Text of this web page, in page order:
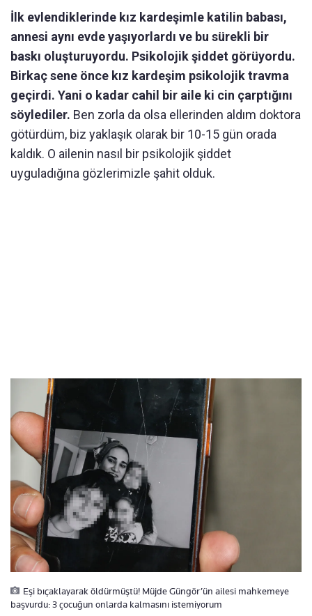
İlk evlendiklerinde kız kardeşimle katilin babası,
annesi aynı evde yaşıyorlardı ve bu sürekli bir
baskı oluşturuyordu. Psikolojik şiddet görüyordu.
Birkaç sene önce kız kardeşim psikolojik travma
geçirdi. Yani o kadar cahil bir aile ki cin çarptığını
söylediler. Ben zorla da olsa ellerinden aldım doktora
götürdüm, biz yaklaşık olarak bir 10-15 gün orada
kaldık. O ailenin nasıl bir psikolojik şiddet
uyguladığına gözlerimizle şahit olduk.
Eşi bıçaklayarak öldürmüştü! Müjde Güngör’ün ailesi mahkemeye
başvurdu: 3 çocuğun onlarda kalmasını istemiyorum